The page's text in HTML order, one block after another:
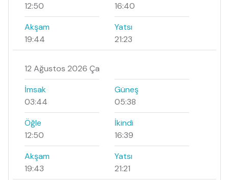
12:50
16:40
Akşam
19:44
Yatsı
21:23
12 Ağustos 2026 Ça
İmsak
03:44
Güneş
05:38
Öğle
12:50
İkindi
16:39
Akşam
19:43
Yatsı
21:21